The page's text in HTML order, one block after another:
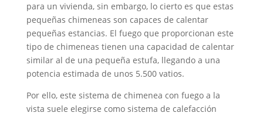
para un vivienda, sin embargo, lo cierto es que estas
pequeñas chimeneas son capaces de calentar
pequeñas estancias. El fuego que proporcionan este
tipo de chimeneas tienen una capacidad de calentar
similar al de una pequeña estufa, llegando a una
potencia estimada de unos 5.500 vatios.
Por ello, este sistema de chimenea con fuego a la
vista suele elegirse como sistema de calefacción